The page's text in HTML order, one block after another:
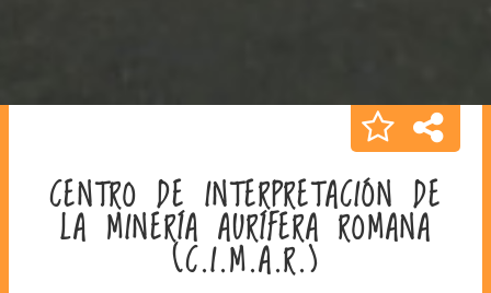
CENTRO DE INTERPRETACIÓN DE
LA MINERÍA AURÍFERA ROMANA
(C.I.M.A.R.)